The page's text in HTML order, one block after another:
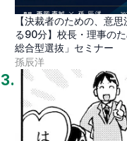
【決裁者のための、意
る90分】校長・理事の
総合型選抜」セミナー
孫辰洋
3.